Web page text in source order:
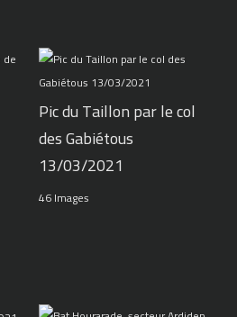
Pic du Taillon par le col
des Gabiétous
13/03/2021
46 Images